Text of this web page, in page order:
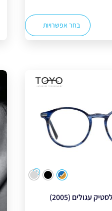
בחר אפשרויות
עגולים (2005)
צבע